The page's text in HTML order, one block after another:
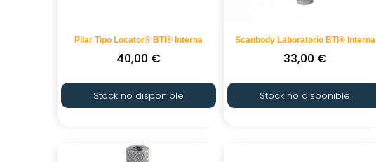
Pilar Tipo Locator® BTI® Interna
40,00 €
Stock no disponible
Scanbody Laboratorio BTI® Interna
33,00 €
Stock no disponible